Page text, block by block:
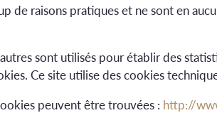
de raisons pratiques et ne sont en
sont utilisés pour établir des
Ce site utilise des cookies
peuvent être trouvées : http://